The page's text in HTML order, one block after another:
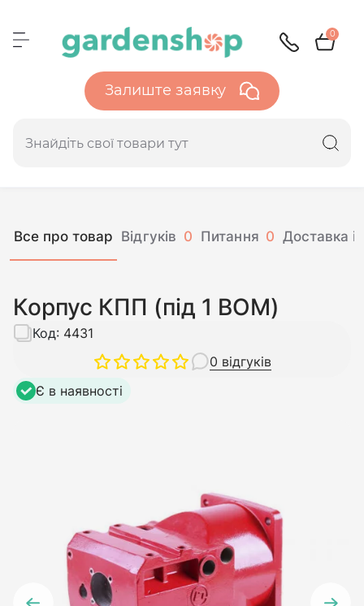
0
Залиште заявку
Все про товар Відгуків 0 Питання 0 Доставка і
Корпус КПП (під 1 ВОМ)
0 відгуків
Код: 4431
Є в наявності